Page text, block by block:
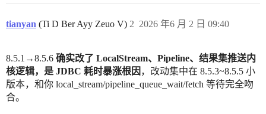
tianyan (Ti D Ber Ayy Zeuo V) 2026 年6 月 2 日 09:40
2
8.5.1→8.5.6 确实改了 LocalStream、Pipeline、结果集推送内
核逻辑，是 JDBC 耗时暴涨根因 ，改动集中在 8.5.3~8.5.5 小
版本，和你 local_stream/pipeline_queue_wait/fetch 等待完全吻
合。